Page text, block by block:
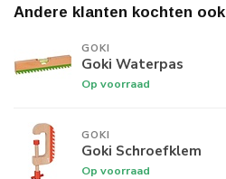
Andere klanten kochten ook
GOKI
Goki Waterpas
Op voorraad
GOKI
Goki Schroefklem
Op voorraad